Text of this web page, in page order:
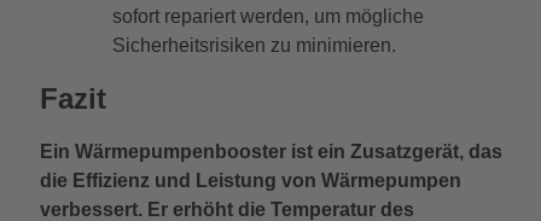
sofort repariert werden, um mögliche
Sicherheitsrisiken zu minimieren.
Fazit
Ein Wärmepumpenbooster ist ein Zusatzgerät, das
die Effizienz und Leistung von Wärmepumpen
verbessert. Er erhöht die Temperatur des